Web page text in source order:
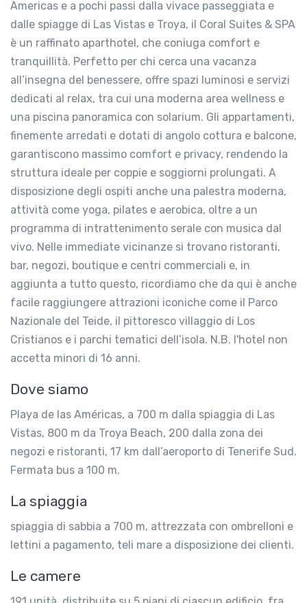
Americas e a pochi passi dalla vivace passeggiata e
dalle spiagge di Las Vistas e Troya, il Coral Suites & SPA
è un raffinato aparthotel, che coniuga comfort e
tranquillità. Perfetto per chi cerca una vacanza
all’insegna del benessere, offre spazi luminosi e servizi
dedicati al relax, tra cui una moderna area wellness e
una piscina panoramica con solarium. Gli appartamenti,
finemente arredati e dotati di angolo cottura e balcone,
garantiscono massimo comfort e privacy, rendendo la
struttura ideale per coppie e soggiorni prolungati. A
disposizione degli ospiti anche una palestra moderna,
attività come yoga, pilates e aerobica, oltre a un
programma di intrattenimento serale con musica dal
vivo. Nelle immediate vicinanze si trovano ristoranti,
bar, negozi, boutique e centri commerciali e, in
aggiunta a tutto questo, ricordiamo che da qui è anche
facile raggiungere attrazioni iconiche come il Parco
Nazionale del Teide, il pittoresco villaggio di Los
Cristianos e i parchi tematici dell’isola. N.B. l'hotel non
accetta minori di 16 anni.
Dove siamo
Playa de las Américas, a 700 m dalla spiaggia di Las
Vistas, 800 m da Troya Beach, 200 dalla zona dei
negozi e ristoranti, 17 km dall’aeroporto di Tenerife Sud.
Fermata bus a 100 m.
La spiaggia
spiaggia di sabbia a 700 m, attrezzata con ombrelloni e
lettini a pagamento, teli mare a disposizione dei clienti.
Le camere